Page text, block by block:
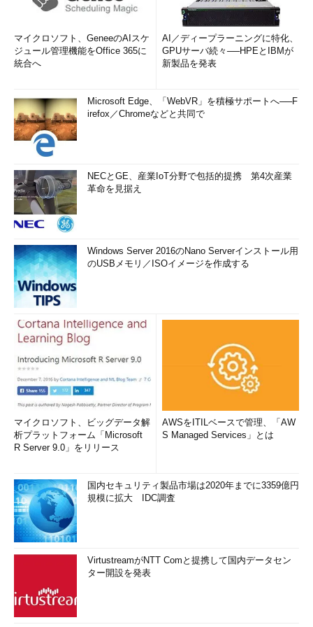
マイクロソフト、GeneeのAIスケ
ジュール管理機能をOffice 365に
統合へ
AI／ディープラーニングに特化、
GPUサーバ続々──HPEとIBMが
新製品を発表
Microsoft Edge、「WebVR」を積極サポートへ──F
irefox／Chromeなどと共同で
NECとGE、産業IoT分野で包括的提携 第4次産業
革命を見据え
Windows Server 2016のNano Serverインストール用
のUSBメモリ／ISOイメージを作成する
マイクロソフト、ビッグデータ解
析プラットフォーム「Microsoft
R Server 9.0」をリリース
AWSをITILベースで管理、「AW
S Managed Services」とは
国内セキュリティ製品市場は2020年までに3359億円
規模に拡大 IDC調査
VirtustreamがNTT Comと提携して国内データセン
ター開設を発表